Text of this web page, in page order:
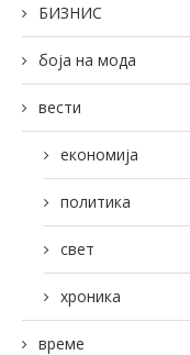
БИЗНИС
боја на мода
вести
економија
политика
свет
хроника
време